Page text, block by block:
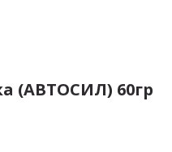
(АВТОСИЛ) 60гр